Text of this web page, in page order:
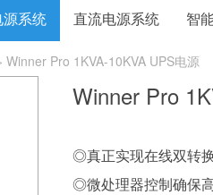
系统 直流电源系统 智
Winner Pro 1KVA-10KVA UPS电源
Winner Pro
◎真正实现在线双转
◎微处理器控制确保